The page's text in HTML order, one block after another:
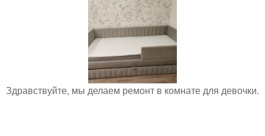
Здравствуйте, мы делаем ремонт в комнате для девочки.